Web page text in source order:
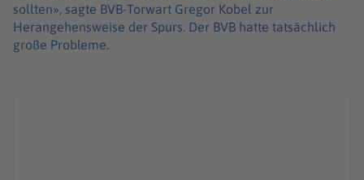
sollten», sagte BVB-Torwart Gregor Kobel zur
Herangehensweise der Spurs. Der BVB hatte tatsächlich
große Probleme.